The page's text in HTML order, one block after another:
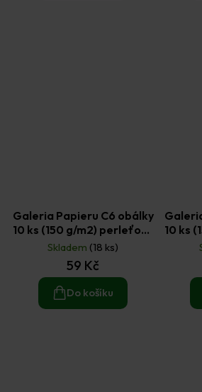
Galeria Papieru C6 obálky
10 ks (150 g/m2) perleťové
černé
Skladem (18 ks)
59 Kč
Do košíku
10 ks